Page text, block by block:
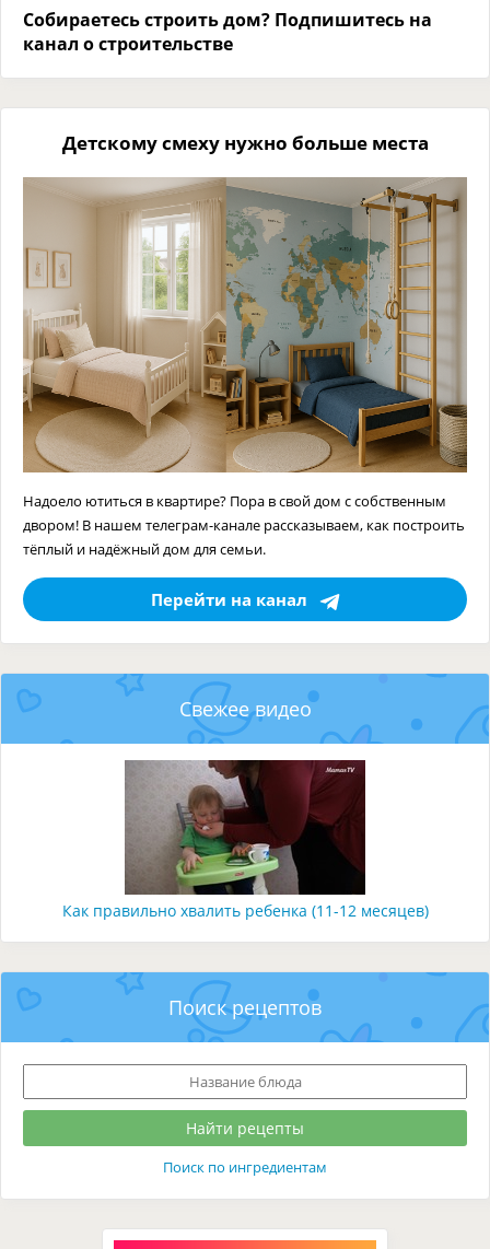
Собираетесь строить дом? Подпишитесь на
канал о строительстве
Детскому смеху нужно больше места
Надоело ютиться в квартире? Пора в свой дом с собственным
двором! В нашем телеграм-канале рассказываем, как построить
тёплый и надёжный дом для семьи.
Перейти на канал
Свежее видео
Как правильно хвалить ребенка (11-12 месяцев)
Поиск рецептов
Поиск по ингредиентам